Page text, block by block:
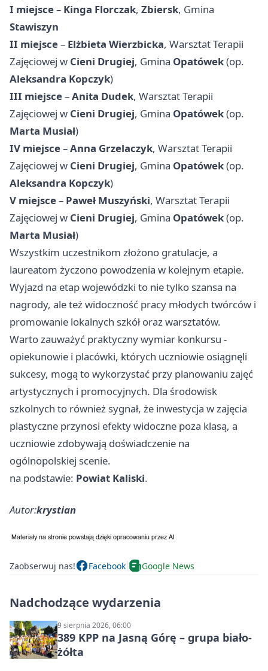
I miejsce– Kinga Florczak, Zbiersk, Gmina
Stawiszyn
II miejsce– Elżbieta Wierzbicka, Warsztat Terapii
Zajęciowej w Cieni Drugiej, Gmina Opatówek(op.
Aleksandra Kopczyk)
III miejsce–Anita Dudek, Warsztat Terapii
Zajęciowej w Cieni Drugiej, Gmina Opatówek(op.
Marta Musiał)
IV miejsce–Anna Grzelaczyk, Warsztat Terapii
Zajęciowej w Cieni Drugiej, Gmina Opatówek(op.
Aleksandra Kopczyk)
V miejsce– Paweł Muszyński, Warsztat Terapii
Zajęciowej w Cieni Drugiej, Gmina Opatówek(op.
Marta Musiał)
Wszystkim uczestnikom złożono gratulacje, a
laureatom życzono powodzenia w kolejnym etapie.
Wyjazd na etap wojewódzki to nie tylko szansa na
nagrody, ale też widoczność pracy młodych twórców i
promowanie lokalnych szkół oraz warsztatów.
Warto zauważyć praktyczny wymiar konkursu -
opiekunowie i placówki, których uczniowie osiągnęli
sukcesy, mogą to wykorzystać przy planowaniu zajęć
artystycznych i promocyjnych. Dla środowisk
szkolnych to również sygnał, że inwestycja w zajęcia
plastyczne przynosi efekty widoczne poza klasą, a
uczniowie zdobywają doświadczenie na
ogólnopolskiej scenie.
na podstawie: Powiat Kaliski.
Autor:krystian
Zaobserwuj nas! Facebook Google News
Nadchodzące wydarzenia
9 sierpnia 2026, 06:00
389 KPP na Jasną Górę – grupa biało-
żółta